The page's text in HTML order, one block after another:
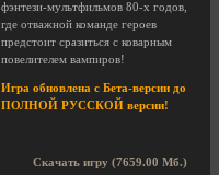
фэнтези-мультфильмов 80-х годов,
где отважной команде героев
предстоит сразиться с коварным
повелителем вампиров!
Игра обновлена с Бета-версии до
ПОЛНОЙ РУССКОЙ версии!
Скачать игру (7659.00 Мб.)